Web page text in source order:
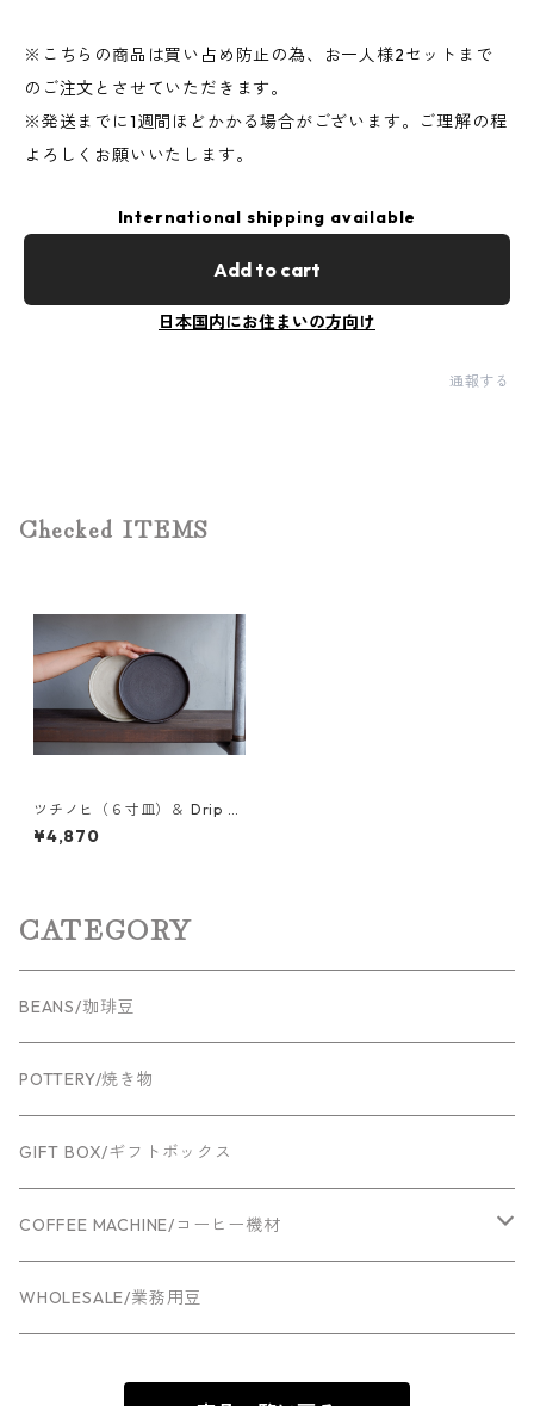
※こちらの商品は買い占め防止の為、お一人様2セットまで
のご注文とさせていただきます。
※発送までに1週間ほどかかる場合がございます。ご理解の程
よろしくお願いいたします。
International shipping available
Add to cart
日本国内にお住まいの方向け
通報する
Checked ITEMS
ツチノヒ（６寸皿）＆ Drip B
ag(3種) 飲み比べセット
¥4,870
CATEGORY
BEANS/珈琲豆
POTTERY/焼き物
GIFT BOX/ギフトボックス
COFFEE MACHINE/コーヒー機材
Espresso machine
WHOLESALE/業務用豆